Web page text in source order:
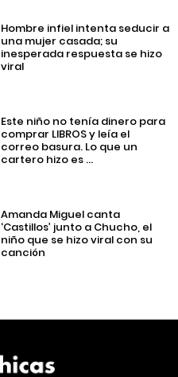
Hombre infiel intenta seducir a
una mujer casada; su
inesperada respuesta se hizo
viral
Este niño no tenía dinero para
comprar LIBROS y leía el
correo basura. Lo que un
cartero hizo es ...
Amanda Miguel canta
‘Castillos’ junto a Chucho, el
niño que se hizo viral con su
canción